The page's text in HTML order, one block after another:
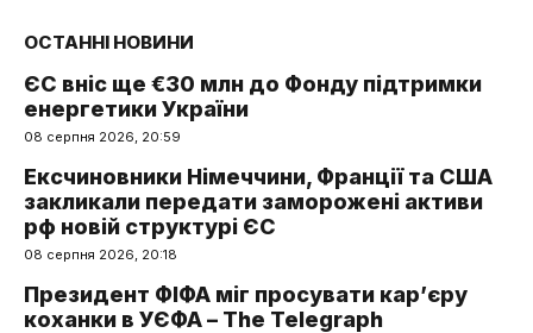
ОСТАННІ НОВИНИ
ЄС вніс ще €30 млн до Фонду підтримки
енергетики України
08 серпня 2026, 20:59
Ексчиновники Німеччини, Франції та США
закликали передати заморожені активи
рф новій структурі ЄС
08 серпня 2026, 20:18
Президент ФІФА міг просувати кар’єру
коханки в УЄФА – The Telegraph